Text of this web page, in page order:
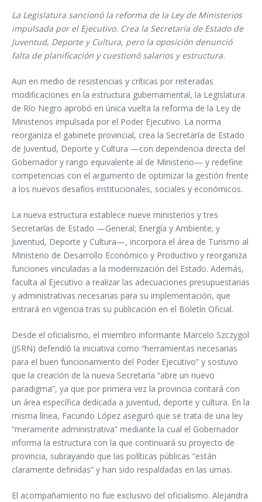
La Legislatura sancionó la reforma de la Ley de Ministerios
impulsada por el Ejecutivo. Crea la Secretaría de Estado de
Juventud, Deporte y Cultura, pero la oposición denunció
falta de planificación y cuestionó salarios y estructura.
Aun en medio de resistencias y críticas por reiteradas
modificaciones en la estructura gubernamental, la Legislatura
de Río Negro aprobó en única vuelta la reforma de la Ley de
Ministerios impulsada por el Poder Ejecutivo. La norma
reorganiza el gabinete provincial, crea la Secretaría de Estado
de Juventud, Deporte y Cultura —con dependencia directa del
Gobernador y rango equivalente al de Ministerio— y redefine
competencias con el argumento de optimizar la gestión frente
a los nuevos desafíos institucionales, sociales y económicos.
La nueva estructura establece nueve ministerios y tres
Secretarías de Estado —General; Energía y Ambiente; y
Juventud, Deporte y Cultura—, incorpora el área de Turismo al
Ministerio de Desarrollo Económico y Productivo y reorganiza
funciones vinculadas a la modernización del Estado. Además,
faculta al Ejecutivo a realizar las adecuaciones presupuestarias
y administrativas necesarias para su implementación, que
entrará en vigencia tras su publicación en el Boletín Oficial.
Desde el oficialismo, el miembro informante Marcelo Szczygol
(JSRN) defendió la iniciativa como “herramientas necesarias
para el buen funcionamiento del Poder Ejecutivo” y sostuvo
que la creación de la nueva Secretaría “abre un nuevo
paradigma”, ya que por primera vez la provincia contará con
un área específica dedicada a juventud, deporte y cultura. En la
misma línea, Facundo López aseguró que se trata de una ley
“meramente administrativa” mediante la cual el Gobernador
informa la estructura con la que continuará su proyecto de
provincia, subrayando que las políticas públicas “están
claramente definidas” y han sido respaldadas en las urnas.
El acompañamiento no fue exclusivo del oficialismo. Alejandra